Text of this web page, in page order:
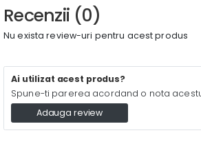
Recenzii (0)
Nu exista review-uri pentru acest produs
Ai utilizat acest produs?
Spune-ti parerea acordand o nota
Adauga review